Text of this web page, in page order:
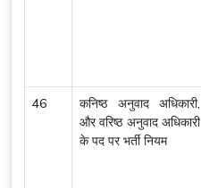
46
कनिष्ठ अनुवाद अधिकारी,
और वरिष्ठ अनुवाद अधिकारी
के पद पर भर्ती नियम